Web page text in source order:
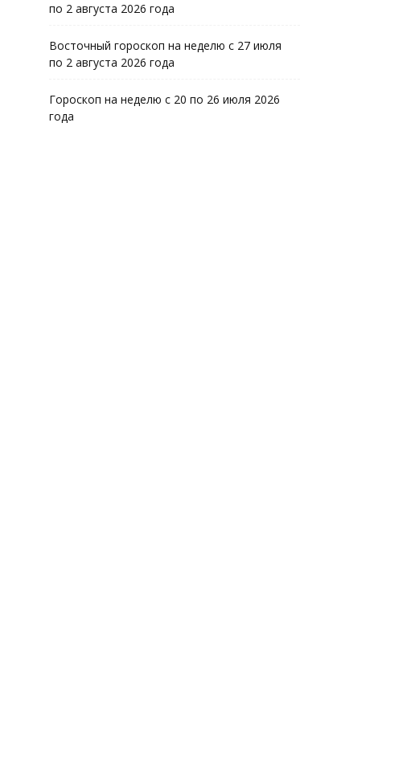
по 2 августа 2026 года
Восточный гороскоп на неделю с 27 июля
по 2 августа 2026 года
Гороскоп на неделю с 20 по 26 июля 2026
года